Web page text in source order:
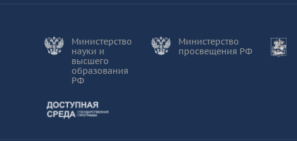
Министерство
науки и
высшего
образования
РФ
Министерство
просвещения РФ
Доступная среда